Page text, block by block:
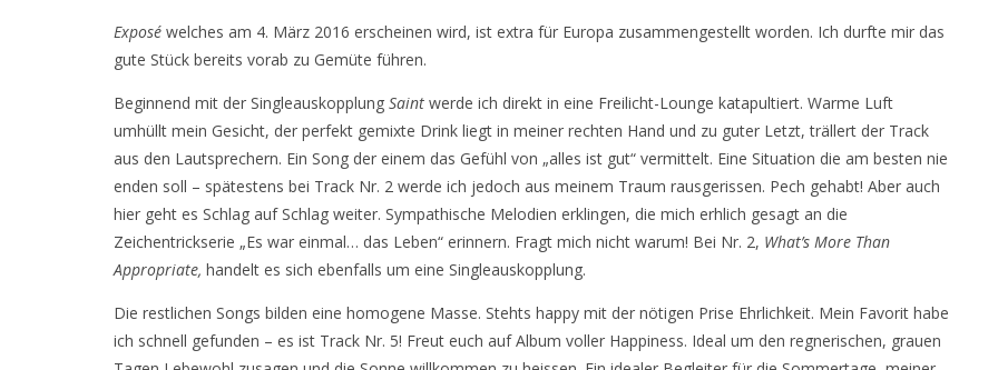
Exposé welches am 4. März 2016 erscheinen wird, ist extra für Europa zusammengestellt worden. Ich durfte mir das
gute Stück bereits vorab zu Gemüte führen.
Beginnend mit der Singleauskopplung Saint werde ich direkt in eine Freilicht-Lounge katapultiert. Warme Luft
umhüllt mein Gesicht, der perfekt gemixte Drink liegt in meiner rechten Hand und zu guter Letzt, trällert der Track
aus den Lautsprechern. Ein Song der einem das Gefühl von „alles ist gut“ vermittelt. Eine Situation die am besten nie
enden soll – spätestens bei Track Nr. 2 werde ich jedoch aus meinem Traum rausgerissen. Pech gehabt! Aber auch
hier geht es Schlag auf Schlag weiter. Sympathische Melodien erklingen, die mich erhlich gesagt an die
Zeichentrickserie „Es war einmal… das Leben“ erinnern. Fragt mich nicht warum! Bei Nr. 2, What’s More Than
Appropriate, handelt es sich ebenfalls um eine Singleauskopplung.
Die restlichen Songs bilden eine homogene Masse. Stehts happy mit der nötigen Prise Ehrlichkeit. Mein Favorit habe
ich schnell gefunden – es ist Track Nr. 5! Freut euch auf Album voller Happiness. Ideal um den regnerischen, grauen